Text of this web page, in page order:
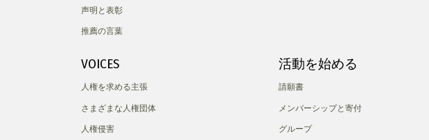
声明と表彰
推薦の言葉
VOICES
人権を求める主張
さまざまな人権団体
人権侵害
活動を始める
請願書
メンバーシップと寄付
グループ